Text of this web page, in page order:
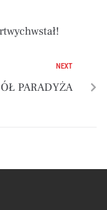
NEXT
PARADYŻA